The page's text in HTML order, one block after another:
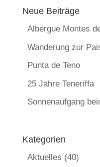
Neue Beiträge
Albergue Montes
Wanderung zur
Punta de Teno
25 Jahre Teneriffa
Sonnenaufgang
Kategorien
Aktuelles (40)